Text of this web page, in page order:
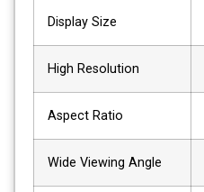
Display Size
High Resolution
Aspect Ratio
Wide Viewing Angle